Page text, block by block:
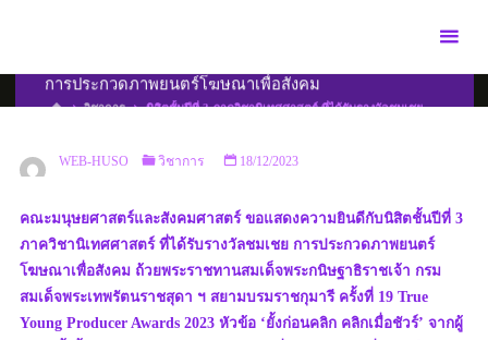
การประกวดภาพยนตร์โฆษณาเพื่อสังคม
HOMEวิชาการ
นิสิตชั้นปีที่ 3 ภาควิชานิเทศศาสตร์ ที่ได้รับรางวัลชมเชย
WEB-HUSO วิชาการ 18/12/2023
คณะมนุษยศาสตร์และสังคมศาสตร์ ขอแสดงความยินดีกับนิสิตชั้นปีที่ 3
ภาควิชานิเทศศาสตร์ ที่ได้รับรางวัลชมเชย การประกวดภาพยนตร์
โฆษณาเพื่อสังคม ถ้วยพระราชทานสมเด็จพระกนิษฐาธิราชเจ้า กรม
สมเด็จพระเทพรัตนราชสุดา ฯ สยามบรมราชกุมารี ครั้งที่ 19 True
Young Producer Awards 2023 หัวข้อ ‘ยั้งก่อนคลิก คลิกเมื่อชัวร์’ จากผู้